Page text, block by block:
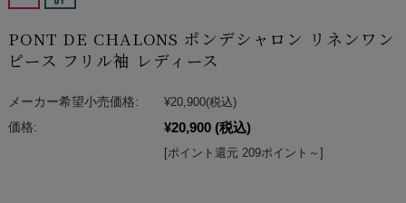
PONT DE CHALONS ポンデシャロン リネンワン
ピース フリル袖 レディース
メーカー希望小売価格: ¥20,900(税込)
価格:
¥20,900 (税込)
[ポイント還元 209ポイント～]